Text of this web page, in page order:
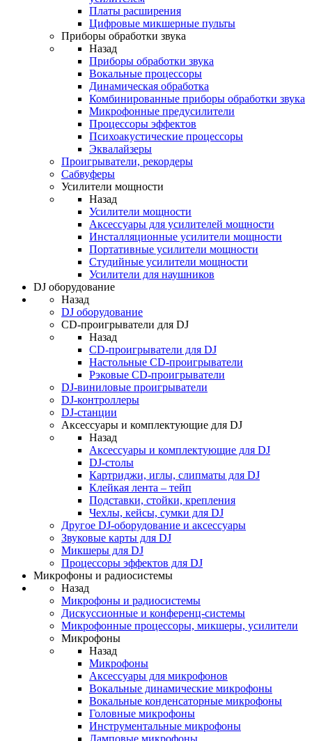
Платы расширения
Цифровые микшерные пульты
Приборы обработки звука
Назад
Приборы обработки звука
Вокальные процессоры
Динамическая обработка
Комбинированные приборы обработки звука
Микрофонные предусилители
Процессоры эффектов
Психоакустические процессоры
Эквалайзеры
Проигрыватели, рекордеры
Сабвуферы
Усилители мощности
Назад
Усилители мощности
Аксессуары для усилителей мощности
Инсталляционные усилители мощности
Портативные усилители мощности
Студийные усилители мощности
Усилители для наушников
DJ оборудование
Назад
DJ оборудование
CD-проигрыватели для DJ
Назад
CD-проигрыватели для DJ
Настольные CD-проигрыватели
Рэковые CD-проигрыватели
DJ-виниловые проигрыватели
DJ-контроллеры
DJ-станции
Аксессуары и комплектующие для DJ
Назад
Аксессуары и комплектующие для DJ
DJ-столы
Картриджи, иглы, слипматы для DJ
Клейкая лента – тейп
Подставки, стойки, крепления
Чехлы, кейсы, сумки для DJ
Другое DJ-оборудование и аксессуары
Звуковые карты для DJ
Микшеры для DJ
Процессоры эффектов для DJ
Микрофоны и радиосистемы
Назад
Микрофоны и радиосистемы
Дискуссионные и конференц-системы
Микрофонные процессоры, микшеры, усилители
Микрофоны
Назад
Микрофоны
Аксессуары для микрофонов
Вокальные динамические микрофоны
Вокальные конденсаторные микрофоны
Головные микрофоны
Инструментальные микрофоны
Ламповые микрофоны